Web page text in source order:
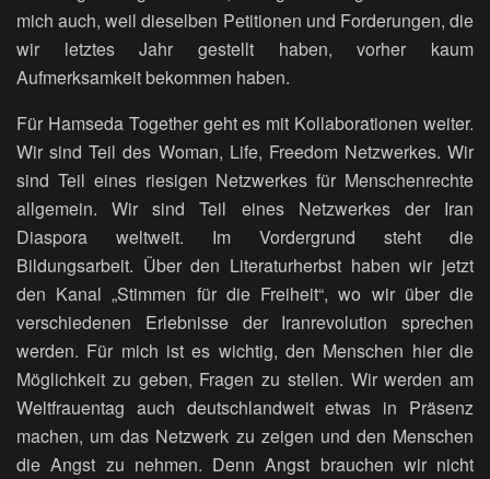
mich auch, weil dieselben Petitionen und Forderungen, die
wir letztes Jahr gestellt haben, vorher kaum
Aufmerksamkeit bekommen haben.
Für Hamseda Together geht es mit Kollaborationen weiter.
Wir sind Teil des Woman, Life, Freedom Netzwerkes. Wir
sind Teil eines riesigen Netzwerkes für Menschenrechte
allgemein. Wir sind Teil eines Netzwerkes der Iran
Diaspora weltweit. Im Vordergrund steht die
Bildungsarbeit. Über den Literaturherbst haben wir jetzt
den Kanal „Stimmen für die Freiheit“, wo wir über die
verschiedenen Erlebnisse der Iranrevolution sprechen
werden. Für mich ist es wichtig, den Menschen hier die
Möglichkeit zu geben, Fragen zu stellen. Wir werden am
Weltfrauentag auch deutschlandweit etwas in Präsenz
machen, um das Netzwerk zu zeigen und den Menschen
die Angst zu nehmen. Denn Angst brauchen wir nicht